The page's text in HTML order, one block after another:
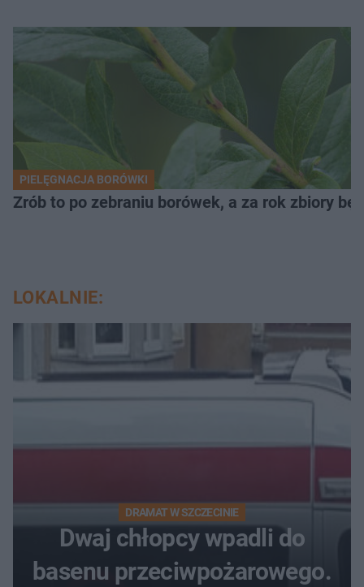
PIELĘGNACJA BORÓWKI
Zrób to po zebraniu borówek, a za rok zbiory
LOKALNIE:
DRAMAT W SZCZECINIE
Dwaj chłopcy wpadli do
basenu przeciwpożarowego.